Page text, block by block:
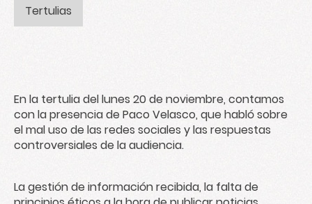
Tertulias
En la tertulia del lunes 20 de noviembre, contamos
con la presencia de Paco Velasco, que habló sobre
el mal uso de las redes sociales y las respuestas
controversiales de la audiencia.
La gestión de información recibida, la falta de